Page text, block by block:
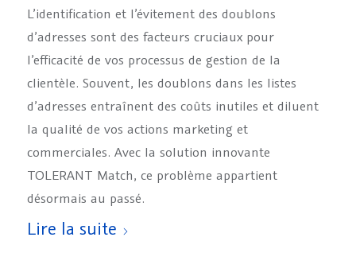
L’identification et l’évitement des doublons
d’adresses sont des facteurs cruciaux pour
l’efficacité de vos processus de gestion de la
clientèle. Souvent, les doublons dans les listes
d’adresses entraînent des coûts inutiles et diluent
la qualité de vos actions marketing et
commerciales. Avec la solution innovante
TOLERANT Match, ce problème appartient
désormais au passé.
Lire la suite